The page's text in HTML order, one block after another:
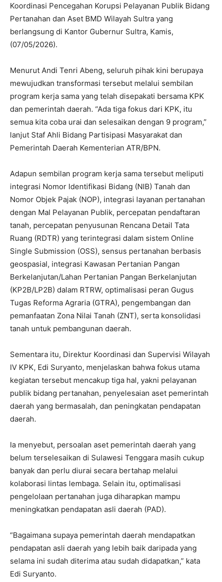
Koordinasi Pencegahan Korupsi Pelayanan Publik Bidang
Pertanahan dan Aset BMD Wilayah Sultra yang
berlangsung di Kantor Gubernur Sultra, Kamis,
(07/05/2026).
Menurut Andi Tenri Abeng, seluruh pihak kini berupaya
mewujudkan transformasi tersebut melalui sembilan
program kerja sama yang telah disepakati bersama KPK
dan pemerintah daerah. “Ada tiga fokus dari KPK, itu
semua kita coba urai dan selesaikan dengan 9 program,”
lanjut Staf Ahli Bidang Partisipasi Masyarakat dan
Pemerintah Daerah Kementerian ATR/BPN.
Adapun sembilan program kerja sama tersebut meliputi
integrasi Nomor Identifikasi Bidang (NIB) Tanah dan
Nomor Objek Pajak (NOP), integrasi layanan pertanahan
dengan Mal Pelayanan Publik, percepatan pendaftaran
tanah, percepatan penyusunan Rencana Detail Tata
Ruang (RDTR) yang terintegrasi dalam sistem Online
Single Submission (OSS), sensus pertanahan berbasis
geospasial, integrasi Kawasan Pertanian Pangan
Berkelanjutan/Lahan Pertanian Pangan Berkelanjutan
(KP2B/LP2B) dalam RTRW, optimalisasi peran Gugus
Tugas Reforma Agraria (GTRA), pengembangan dan
pemanfaatan Zona Nilai Tanah (ZNT), serta konsolidasi
tanah untuk pembangunan daerah.
Sementara itu, Direktur Koordinasi dan Supervisi Wilayah
IV KPK, Edi Suryanto, menjelaskan bahwa fokus utama
kegiatan tersebut mencakup tiga hal, yakni pelayanan
publik bidang pertanahan, penyelesaian aset pemerintah
daerah yang bermasalah, dan peningkatan pendapatan
daerah.
Ia menyebut, persoalan aset pemerintah daerah yang
belum terselesaikan di Sulawesi Tenggara masih cukup
banyak dan perlu diurai secara bertahap melalui
kolaborasi lintas lembaga. Selain itu, optimalisasi
pengelolaan pertanahan juga diharapkan mampu
meningkatkan pendapatan asli daerah (PAD).
“Bagaimana supaya pemerintah daerah mendapatkan
pendapatan asli daerah yang lebih baik daripada yang
selama ini sudah diterima atau sudah didapatkan,” kata
Edi Suryanto.